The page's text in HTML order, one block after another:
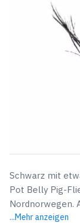
$5,72
Schwarz mit
Pot Belly Pig-
Nordnorwegen.
...Mehr anzeigen